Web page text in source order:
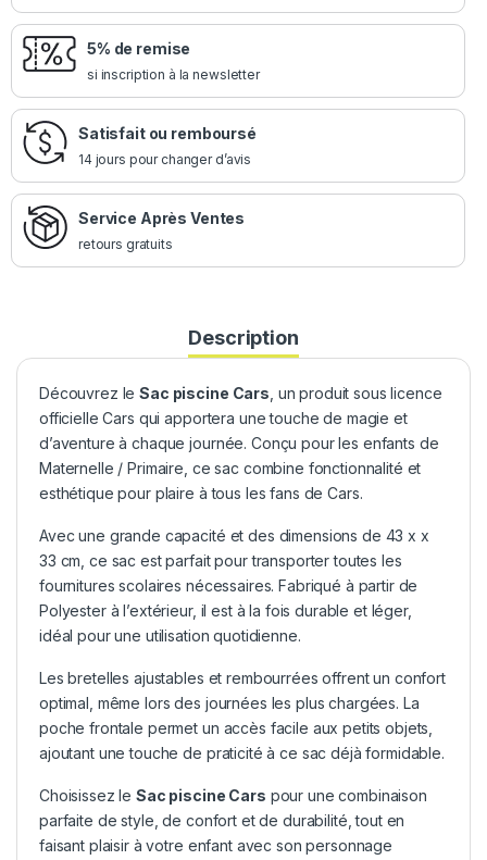
5% de remise
si inscription à la newsletter
Satisfait ou remboursé
14 jours pour changer d’avis
Service Après Ventes
retours gratuits
Description
Découvrez leSac piscine Cars , un produit sous licence
officielle Cars qui apportera une touche de magie et
d’aventure à chaque journée. Conçu pour les enfants de
Maternelle / Primaire, ce sac combine fonctionnalité et
esthétique pour plaire à tous les fans de Cars.
Avec une grande capacité et des dimensions de 43 x x
33 cm, ce sac est parfait pour transporter toutes les
fournitures scolaires nécessaires. Fabriqué à partir de
Polyester à l’extérieur, il est à la fois durable et léger,
idéal pour une utilisation quotidienne.
Les bretelles ajustables et rembourrées offrent un confort
optimal, même lors des journées les plus chargées. La
poche frontale permet un accès facile aux petits objets,
ajoutant une touche de praticité à ce sac déjà formidable.
Choisissez leSac piscine Cars pour une combinaison
parfaite de style, de confort et de durabilité, tout en
faisant plaisir à votre enfant avec son personnage